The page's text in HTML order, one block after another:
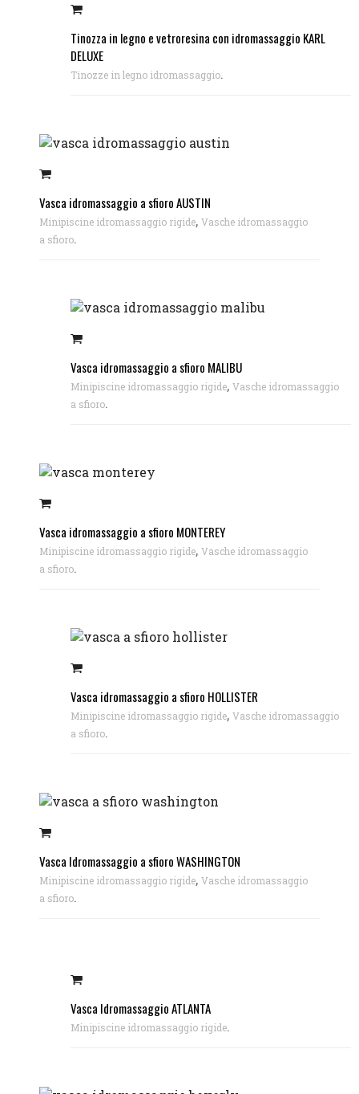
Tinozza in legno e vetroresina con idromassaggio KARL
DELUXE
Tinozze in legno idromassaggio.
Vasca idromassaggio a sfioro AUSTIN
Minipiscine idromassaggio rigide, Vasche idromassaggio
a sfioro.
Vasca idromassaggio a sfioro MALIBU
Minipiscine idromassaggio rigide, Vasche idromassaggio
a sfioro.
Vasca idromassaggio a sfioro MONTEREY
Minipiscine idromassaggio rigide, Vasche idromassaggio
a sfioro.
Vasca idromassaggio a sfioro HOLLISTER
Minipiscine idromassaggio rigide, Vasche idromassaggio
a sfioro.
Vasca Idromassaggio a sfioro WASHINGTON
Minipiscine idromassaggio rigide, Vasche idromassaggio
a sfioro.
Vasca Idromassaggio ATLANTA
Minipiscine idromassaggio rigide.